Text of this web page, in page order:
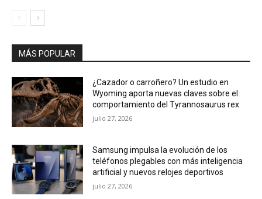
MÁS POPULAR
¿Cazador o carroñero? Un estudio en
Wyoming aporta nuevas claves sobre el
comportamiento del Tyrannosaurus rex
julio 27, 2026
Samsung impulsa la evolución de los
teléfonos plegables con más inteligencia
artificial y nuevos relojes deportivos
julio 27, 2026